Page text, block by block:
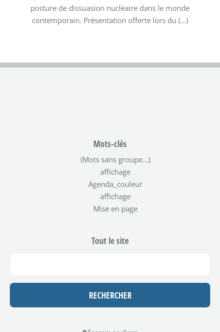
posture de dissuasion nucléaire dans le monde
contemporain. Présentation offerte lors du (…)
Mots-clés
(Mots sans groupe...)
affichage
Agenda_couleur
affichage
Mise en page
Tout le site